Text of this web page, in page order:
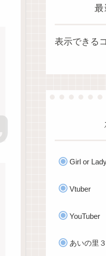
表示できる
Girl or
Vtuber
YouTuber
あいの里３